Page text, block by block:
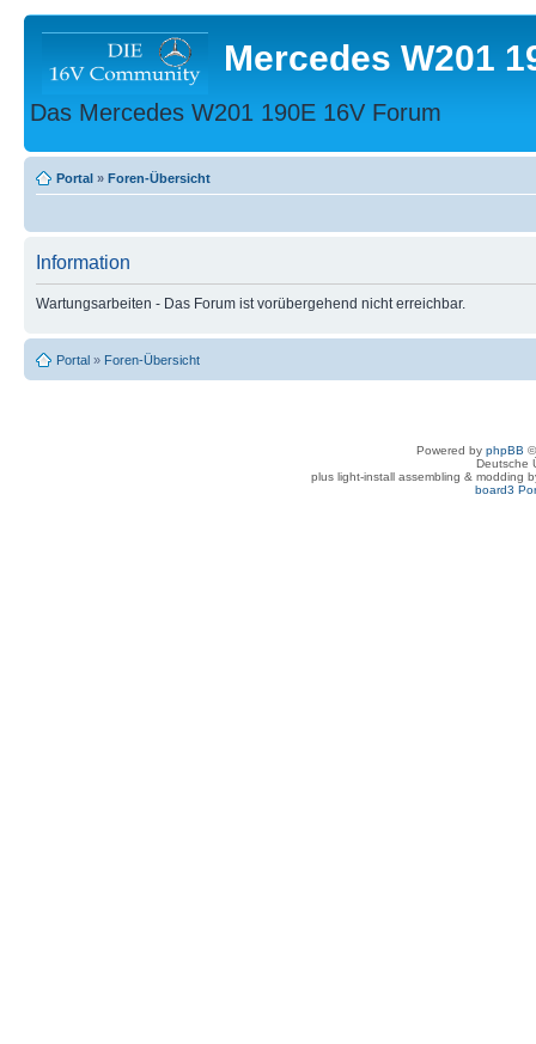
Mercedes W201
Das Mercedes W201 190E 16V Forum
Portal » Foren-Übersicht
Information
Wartungsarbeiten - Das Forum ist vorübergehend nicht erreichbar.
Portal » Foren-Übersicht
Powered by phpBB
Deutsche
plus light-install assembling & modding
board3